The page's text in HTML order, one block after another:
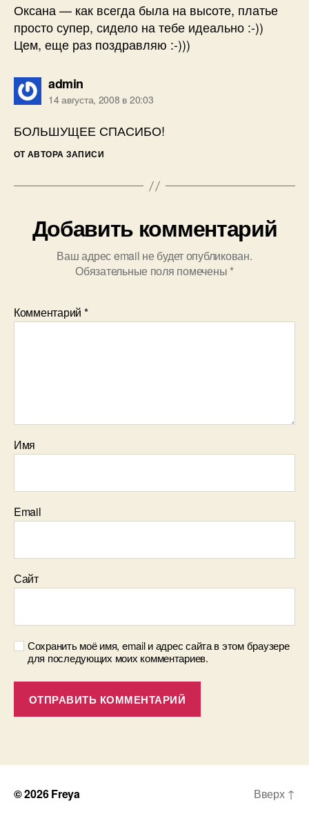
Оксана — как всегда была на высоте, платье
просто супер, сидело на тебе идеально :-))
Цем, еще раз поздравляю :-)))
adminпишет:
14 августа, 2008 в 20:03
БОЛЬШУЩЕЕ СПАСИБО!
ОТ АВТОРА ЗАПИСИ
Добавить комментарий
Ваш адрес email не будет опубликован.
Обязательные поля помечены *
Комментарий *
Имя
Email
Сайт
Сохранить моё имя, email и адрес сайта в этом браузере
для последующих моих комментариев.
© 2026Freya Вверх ↑